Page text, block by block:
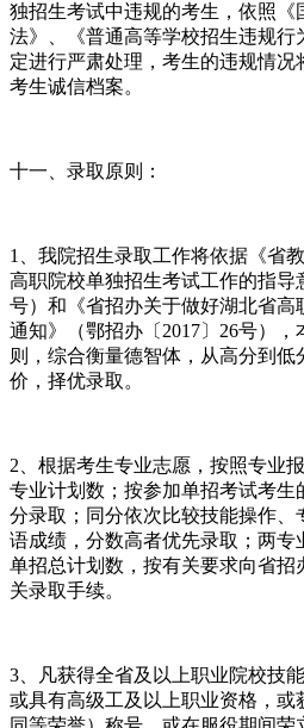
独招生考试中违规的考生，依照《
法》、《普通高等学校招生违规
定进行严肃处理，考生的违规情况
考生诚信档案。
十一、录取原则：
1、我院招生录取工作将依据《省
高职院校单独招生考试工作的指导
号）和《省招办关于做好湖北省高
通知》（鄂招办〔2017〕26号）
则，综合衡量德智体，从高分到
价，择优录取。
2、根据考生专业志愿，按照专业
专业计划数；按参加单招考试考
分录取；同分依次比较技能操作
语成绩，分数高者优先录取；两专
单招总计划数，按有关要求向省招
关录取手续。
3、凡获得全省及以上职业院校技
或具有高级工及以上职业资格，或